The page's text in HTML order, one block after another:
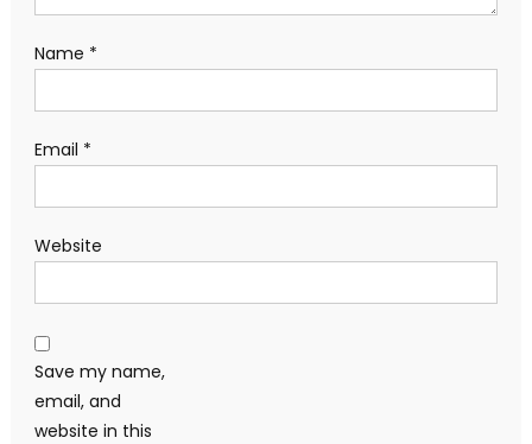
Name *
Email *
Website
Save my name,
email, and
website in this